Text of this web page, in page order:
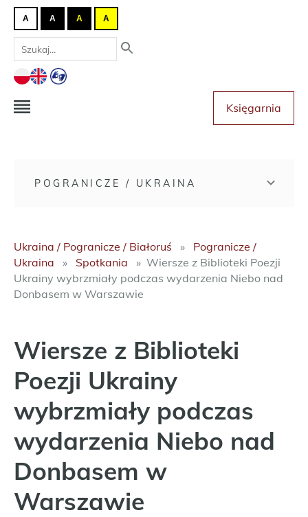
A A A A
Księgarnia
POGRANICZE / UKRAINA
Ukraina / Pogranicze / Białoruś
Pogranicze /
Ukraina
Spotkania
Wiersze z Biblioteki Poezji
Ukrainy wybrzmiały podczas wydarzenia Niebo nad
Donbasem w Warszawie
Wiersze z Biblioteki
Poezji Ukrainy
wybrzmiały podczas
wydarzenia Niebo nad
Donbasem w
Warszawie